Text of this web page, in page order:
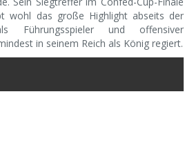
wohl das große Highlight abseits der
Führungsspieler und offensiver
in seinem Reich als König regiert.